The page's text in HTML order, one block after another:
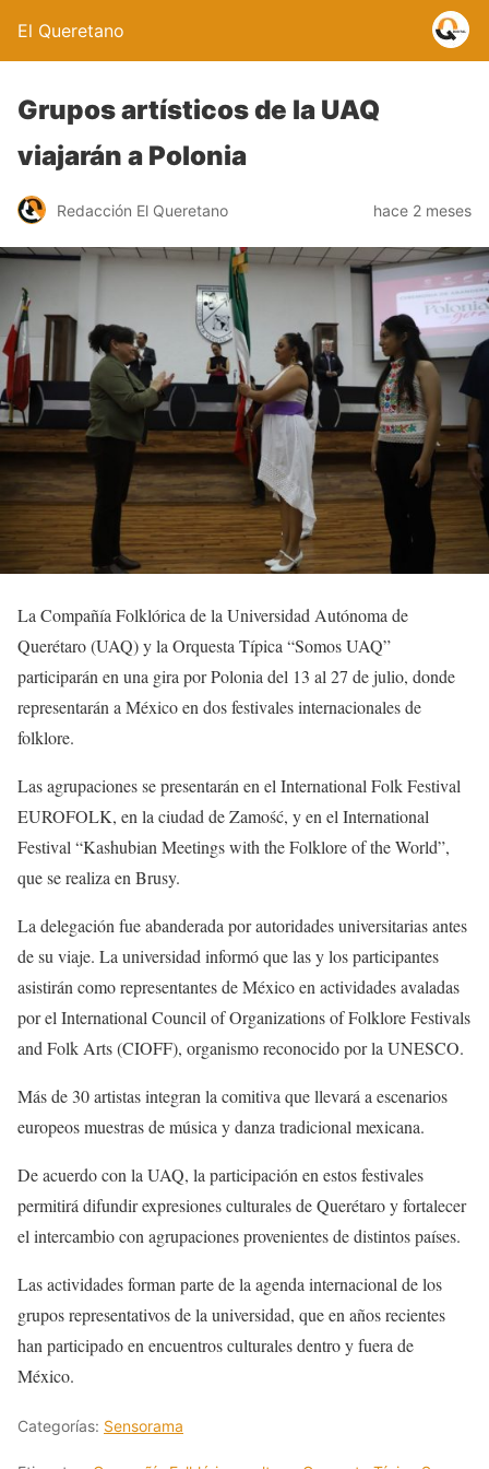
El Queretano
Grupos artísticos de la UAQ
viajarán a Polonia
Redacción El Queretano hace 2 meses
La Compañía Folklórica de la Universidad Autónoma de
Querétaro (UAQ) y la Orquesta Típica “Somos UAQ”
participarán en una gira por Polonia del 13 al 27 de julio, donde
representarán a México en dos festivales internacionales de
folklore.
Las agrupaciones se presentarán en el International Folk Festival
EUROFOLK, en la ciudad de Zamość, y en el International
Festival “Kashubian Meetings with the Folklore of the World”,
que se realiza en Brusy.
La delegación fue abanderada por autoridades universitarias antes
de su viaje. La universidad informó que las y los participantes
asistirán como representantes de México en actividades avaladas
por el International Council of Organizations of Folklore Festivals
and Folk Arts (CIOFF), organismo reconocido por la UNESCO.
Más de 30 artistas integran la comitiva que llevará a escenarios
europeos muestras de música y danza tradicional mexicana.
De acuerdo con la UAQ, la participación en estos festivales
permitirá difundir expresiones culturales de Querétaro y fortalecer
el intercambio con agrupaciones provenientes de distintos países.
Las actividades forman parte de la agenda internacional de los
grupos representativos de la universidad, que en años recientes
han participado en encuentros culturales dentro y fuera de
México.
Categorías: Sensorama